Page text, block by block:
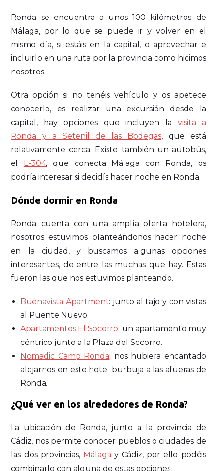
Ronda se encuentra a unos 100 kilómetros de
Málaga, por lo que se puede ir y volver en el
mismo día, si estáis en la capital, o aprovechar e
incluirlo en una ruta por la provincia como hicimos
nosotros.
Otra opción si no tenéis vehículo y os apetece
conocerlo, es realizar una excursión desde la
capital, hay opciones que incluyen la visita a
Ronda y a Setenil de las Bodegas, que está
relativamente cerca. Existe también un autobús,
el L-304, que conecta Málaga con Ronda, os
podría interesar si decidís hacer noche en Ronda.
Dónde dormir en Ronda
Ronda cuenta con una amplía oferta hotelera,
nosotros estuvimos planteándonos hacer noche
en la ciudad, y buscamos algunas opciones
interesantes, de entre las muchas que hay. Estas
fueron las que nos estuvimos planteando.
Buenavista Apartment: junto al tajo y con vistas
al Puente Nuevo.
Apartamentos El Socorro: un apartamento muy
céntrico junto a la Plaza del Socorro.
Nomadic Camp Ronda: nos hubiera encantado
alojarnos en este hotel burbuja a las afueras de
Ronda.
¿Qué ver en los alrededores de Ronda?
La ubicación de Ronda, junto a la provincia de
Cádiz, nos permite conocer pueblos o ciudades de
las dos provincias, Málaga y Cádiz, por ello podéis
combinarlo con alguna de estas opciones: